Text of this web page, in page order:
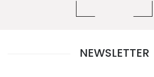
NEWSLETTER